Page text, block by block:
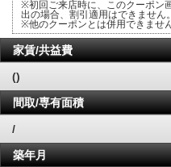
※初回ご来店時に、このクーポン
出の場合、割引適用はできません。
※他のクーポンとは併用できません
家賃/共益費
()
間取/専有面積
/
築年月